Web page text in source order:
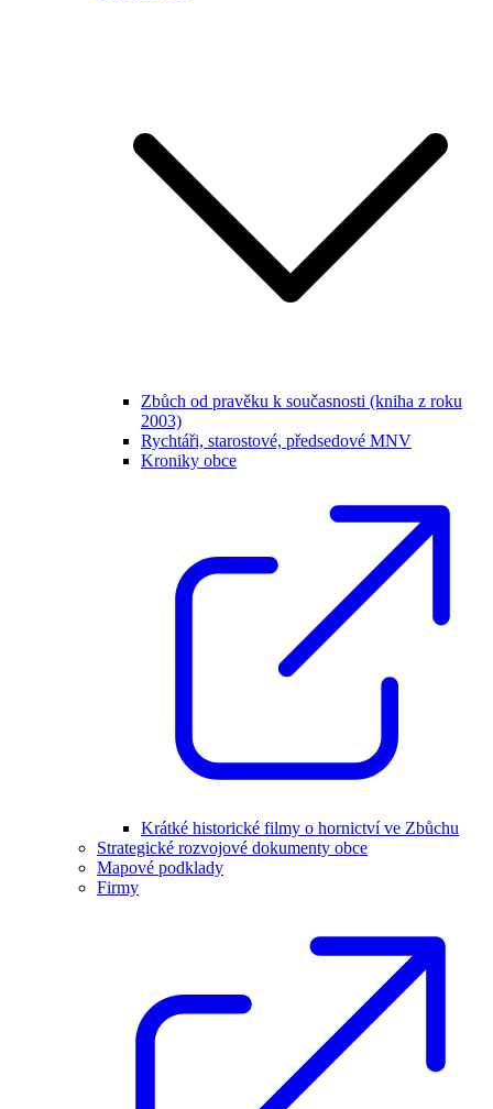
Zbůch od pravěku k současnosti (kniha z roku
2003)
Rychtáři, starostové, předsedové MNV
Kroniky obce
Krátké historické filmy o hornictví ve Zbůchu
Strategické rozvojové dokumenty obce
Mapové podklady
Firmy